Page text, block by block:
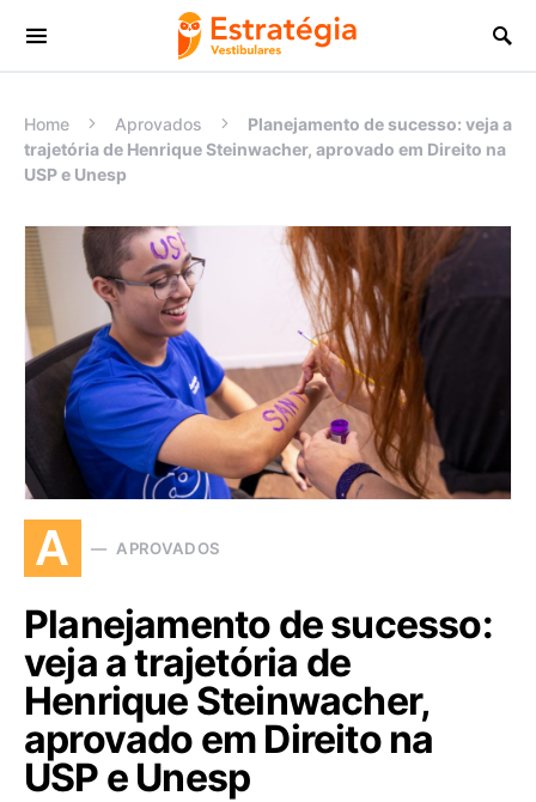
Procurar:
Home Aprovados
Planejamento de sucesso: veja a
trajetória de Henrique Steinwacher, aprovado em Direito na
USP e Unesp
A APROVADOS
Planejamento de sucesso:
veja a trajetória de
Henrique Steinwacher,
aprovado em Direito na
USP e Unesp